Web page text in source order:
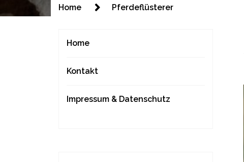
Home Pferdeflüsterer
Home
Kontakt
Impressum & Datenschutz